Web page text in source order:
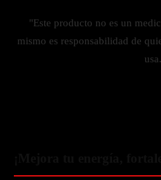
"Este producto no es un
mismo es responsabilidad de